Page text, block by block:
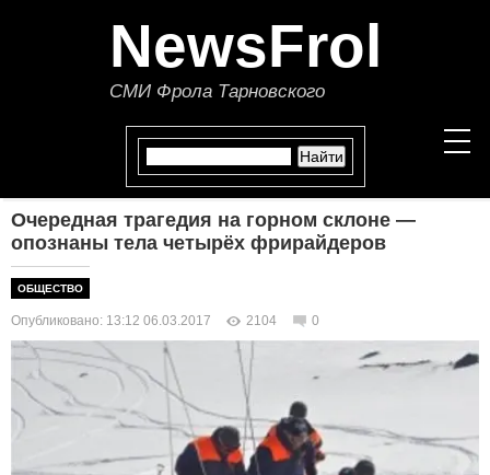
NewsFrol
СМИ Фрола Тарновского
НОВОСТИ
ПОЛИТИКА
ЭКОНОМИКА
В МИРЕ
Очередная трагедия на горном склоне —
опознаны тела четырёх фрирайдеров
ОБЩЕСТВО
Опубликовано: 13:12 06.03.2017 2104 0